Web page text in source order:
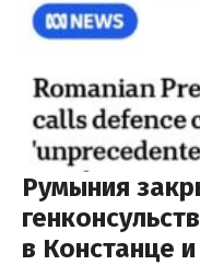
Румыния
в Констанце